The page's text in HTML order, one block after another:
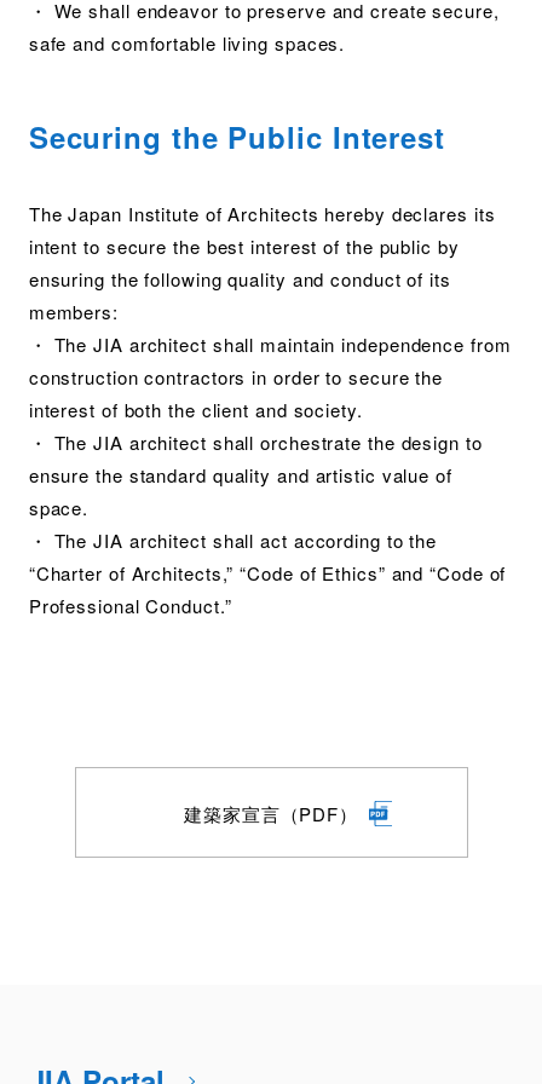
・ We shall endeavor to preserve and create secure,
safe and comfortable living spaces.
Securing the Public Interest
The Japan Institute of Architects hereby declares its
intent to secure the best interest of the public by
ensuring the following quality and conduct of its
members:
・ The JIA architect shall maintain independence from
construction contractors in order to secure the
interest of both the client and society.
・ The JIA architect shall orchestrate the design to
ensure the standard quality and artistic value of
space.
・ The JIA architect shall act according to the
“Charter of Architects,” “Code of Ethics” and “Code of
Professional Conduct.”
建築家宣言（PDF）